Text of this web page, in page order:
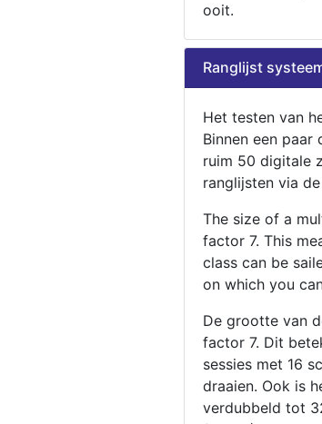
ooit.
Ranglijst
Het testen van
Binnen een
ruim 50 digitale
ranglijsten via
The size of a
factor 7. This
class can be
on which you
De grootte van
factor 7. Dit
sessies met 16
draaien. Ook is
verdubbeld tot